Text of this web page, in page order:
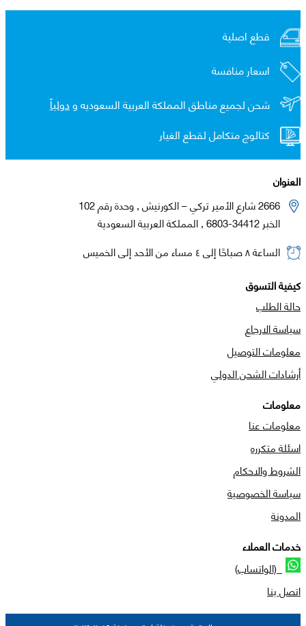
قطع اصلية
اسعار منافسة
شحن لجميع مناطق المملكة العربية السعوديه ودولياً
كتالوج متكامل لقطع الغيار
العنوان
2666 شارع الأمير تركي – الكورنيش , وحدة رقم 102
الخبر 34412-6803 , المملكة العربية السعودية
الساعة ٨ صباحًا إلى ٤ مساء من الأحد إلى الخميس
كيفية التسوق
حالة الطلب
سياسة الارجاع
معلومات التوصيل
أرشادات الشحن الدولي
معلومات
معلومات عنا
اسئلة متكرره
الشروط والاحكام
سياسة الخصوصية
المدونة
خدمات العملاء
(الواتساب)
اتصل بنا